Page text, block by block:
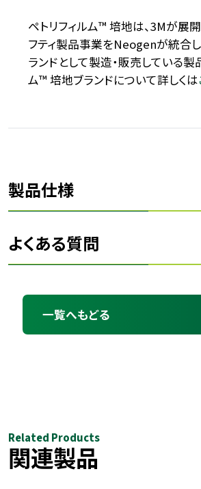
ペトリフィルム™ 培地は、3Mが展
フティ製品事業をNeogenが統合
ランドとして製造・販売している製
ム™ 培地ブランドについて詳しくは
製品仕様
よくある質問
一覧へもどる
Related Products
関連製品